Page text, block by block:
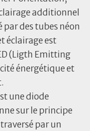
additionnel
des tubes néon
éclairage est
(Ligth Emitting
énergétique et
une diode
sur le principe
par un